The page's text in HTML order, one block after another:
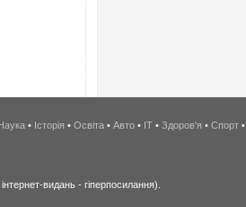
• Історія • Освіта • Авто • IT • Здоров'я • Спорт •
видань - гіперпосилання).